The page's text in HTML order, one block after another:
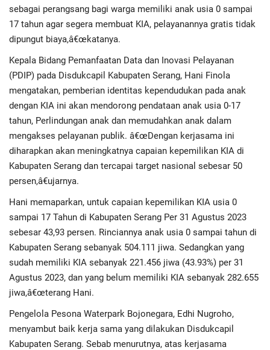
sebagai perangsang bagi warga memiliki anak usia 0 sampai
17 tahun agar segera membuat KIA, pelayanannya gratis tidak
dipungut biaya,â€œkatanya.
Kepala Bidang Pemanfaatan Data dan Inovasi Pelayanan
(PDIP) pada Disdukcapil Kabupaten Serang, Hani Finola
mengatakan, pemberian identitas kependudukan pada anak
dengan KIA ini akan mendorong pendataan anak usia 0-17
tahun, Perlindungan anak dan memudahkan anak dalam
mengakses pelayanan publik. â€œDengan kerjasama ini
diharapkan akan meningkatnya capaian kepemilikan KIA di
Kabupaten Serang dan tercapai target nasional sebesar 50
persen,â€ujarnya.
Hani memaparkan, untuk capaian kepemilikan KIA usia 0
sampai 17 Tahun di Kabupaten Serang Per 31 Agustus 2023
sebesar 43,93 persen. Rinciannya anak usia 0 sampai tahun di
Kabupaten Serang sebanyak 504.111 jiwa. Sedangkan yang
sudah memiliki KIA sebanyak 221.456 jiwa (43.93%) per 31
Agustus 2023, dan yang belum memiliki KIA sebanyak 282.655
jiwa,â€œterang Hani.
Pengelola Pesona Waterpark Bojonegara, Edhi Nugroho,
menyambut baik kerja sama yang dilakukan Disdukcapil
Kabupaten Serang. Sebab menurutnya, atas kerjasama